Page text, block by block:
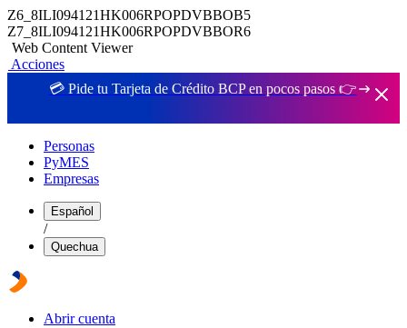
Z6_8ILI094121HK006RPOPDVBBOB5
Z7_8ILI094121HK006RPOPDVBBOR6
Web Content Viewer
Acciones
💳 Pide tu Tarjeta de Crédito BCP en pocos pasos 👉
Personas
PyMES
Empresas
Español
/
Quechua
Abrir cuenta